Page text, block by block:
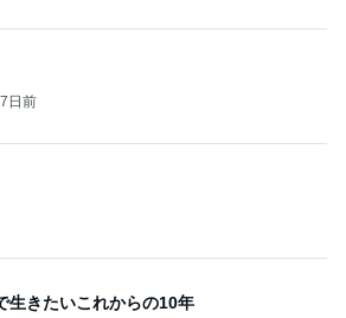
7日前
生きたいこれからの10年